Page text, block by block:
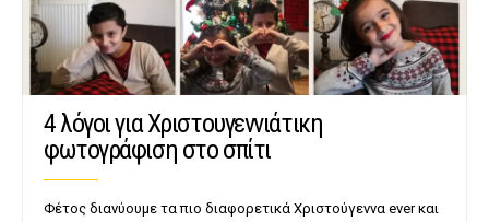
4 λόγοι για Χριστουγεννιάτικη
φωτογράφιση στο σπίτι
Φέτος διανύουμε τα πιο διαφορετικά Χριστούγεννα ever και